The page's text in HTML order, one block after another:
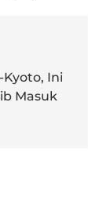
Kyoto, Ini
Masuk